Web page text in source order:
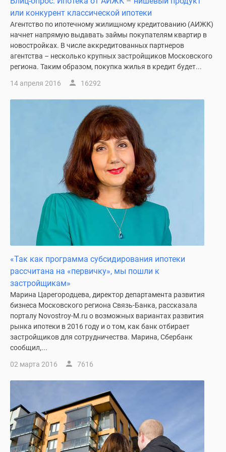
комнатные
комнатные
комнатные
карте
программы
недвижимости
Мнение
эксперта
Аналитика
рынка
Покупателю
Экспертиза
новостроек
Эксперты
авторы
Контакты
Реклама
сайте
или конкурент классической ипотеки
Агентство по ипотечному жилищному кредитованию (АИЖК)
начнет напрямую выдавать займы покупателям квартир в
новостройках. В числе аккредитованных партнеров
агентства – несколько крупных застройщиков Московского
региона. Таким образом, покупка жилья в кредит будет...
14 апреля 2016 16292
«Так как программа субсидирования ипотеки
рассчитана на «первичку», мы пошли к
застройщикам»
Марина Царегородцева, директор департамента развития
бизнеса Московского региона Связь-Банка, рассказала
порталу Novostroy-M.ru о возможных вариантах развития
рынка ипотеки в 2016 году и о том, как банк отбирает
застройщиков для сотрудничества. Марина, Сбербанк
сообщил,...
02 марта 2016 7616